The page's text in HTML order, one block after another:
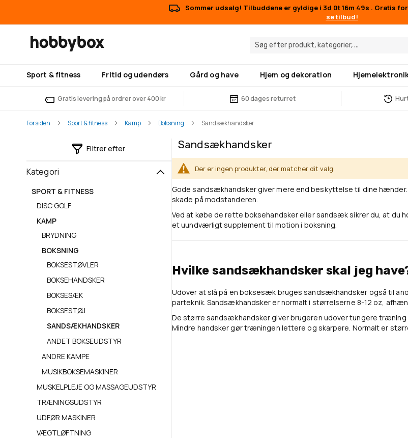
Sommer udsalg! Tilbuddene er gyldige i 3d 0t 16m 49s . Gratis
se tilbud!
Sport & fitness Fritid og udendørs Gård og have Hjem og dekoration
Gratis levering på ordrer over 400 kr 60 dages returret
Forsiden Sport & fitness Kamp Boksning Sandsækhandsker
Sandsækhandsker
Der er ingen produkter, der matcher dit valg.
Gode sandsækhandsker giver mere end beskyttelse til dine
skade på modstanderen.
Ved at købe de rette boksehandsker eller sandsæk sikrer du, at du
et uundværligt supplement til motion i boksning.
Hvilke sandsækhandsker skal jeg
Udover at slå på en boksesæk bruges sandsækhandsker også til
parteknik. Sandsækhandsker er normalt i størrelserne 8-12 oz,
De større sandsækhandsker giver brugeren udover tungere
Mindre handsker gør træningen lettere og skarpere. Normalt er
Filtrer efter
Kategori
SPORT & FITNESS
DISC GOLF
KAMP
BRYDNING
BOKSNING
BOKSESTØVLER
BOKSEHANDSKER
BOKSESÆK
BOKSESTØJ
SANDSÆKHANDSKER
ANDET BOKSEUDSTYR
ANDRE KAMPE
MUSIKBOKSEMASKINER
MUSKELPLEJE OG MASSAGEUDSTYR
TRÆNINGSUDSTYR
UDFØR MASKINER
VÆGTLØFTNING